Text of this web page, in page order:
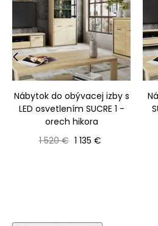
Nábytok do obývacej izby s
LED osvetlením SUCRE 1 -
orech hikora
Bežná cena
1 520 € Cena
1 135 €
‹